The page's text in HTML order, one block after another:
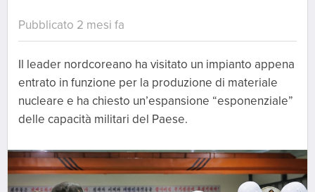
Pubblicato 2 mesi fa
Il leader nordcoreano ha visitato un impianto appena
entrato in funzione per la produzione di materiale
nucleare e ha chiesto un’espansione “esponenziale”
delle capacità militari del Paese.